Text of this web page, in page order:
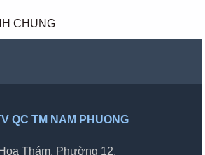
CHUNG
QC TM NAM PHUONG
Thám, Phường 12,